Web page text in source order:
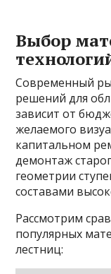
Выбор
Современный
решений для
зависит от
желаемого
капитальном
демонтаж
геометрии
составами
Рассмотрим
популярных
лестниц: